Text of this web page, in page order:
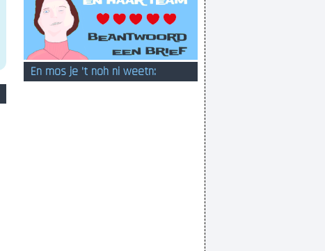
En mos je 't noh ni weetn: